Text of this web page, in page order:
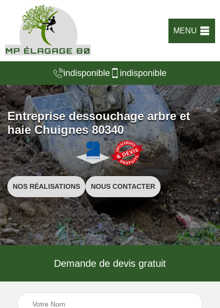
MENU
indisponible indisponible
Entreprise dessouchage arbre et
haie Chuignes 80340
NOS RÉALISATIONS NOUS CONTACTER
Demande de devis gratuit